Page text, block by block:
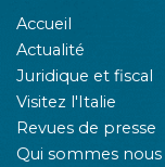
Accueil
Actualité
Juridique et fiscal
Visitez l'Italie
Revues de presse
Qui sommes nous